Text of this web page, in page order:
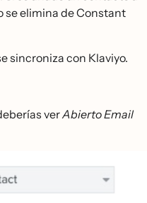
se elimina de Constant
sincroniza con Klaviyo.
verAbierto Email